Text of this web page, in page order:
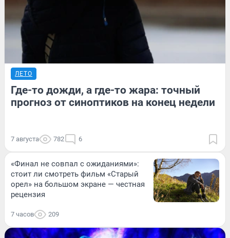
ЛЕТО
Где-то дожди, а где-то жара: точный
прогноз от синоптиков на конец недели
7 августа 782 6
«Финал не совпал с ожиданиями»:
стоит ли смотреть фильм «Старый
орел» на большом экране — честная
рецензия
7 часов 209